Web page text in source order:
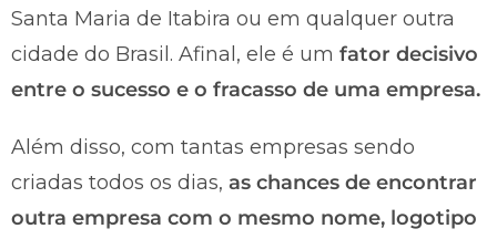
Santa Maria de Itabira ou em qualquer outra
cidade do Brasil. Afinal, ele é um fator decisivo
entre o sucesso e o fracasso de uma empresa.
Além disso, com tantas empresas sendo
criadas todos os dias, as chances de encontrar
outra empresa com o mesmo nome, logotipo